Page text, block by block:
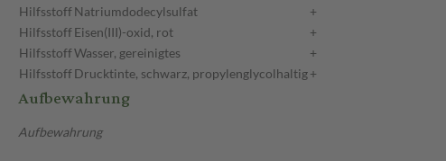
HilfsstoffNatriumdodecylsulfat
+
HilfsstoffEisen(III)-oxid, rot
+
HilfsstoffWasser, gereinigtes
+
HilfsstoffDrucktinte, schwarz, propylenglycolhaltig+
Aufbewahrung
Aufbewahrung